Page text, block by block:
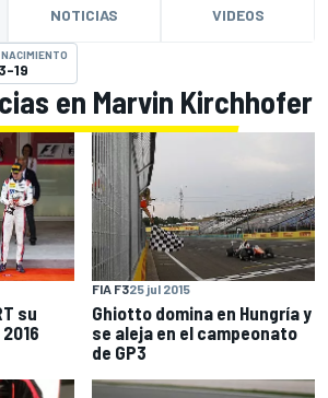
NOTICIAS VIDEOS
19
en Marvin Kirchhofer
su
FIA F325 jul 2015
Ghiotto domina en Hungría y
se aleja en el campeonato
de GP3